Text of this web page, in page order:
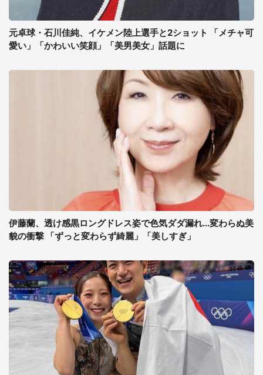
元卓球・石川佳純、イケメン陸上選手と2ショット 「メチャ可
愛い」「かわいい笑顔」「美男美女」話題に
伊藤蘭、透け感黒ロングドレス姿で色気ダダ漏れ...変わらぬ美
貌の衝撃 「ずっと変わらず綺麗」「美しすぎ」